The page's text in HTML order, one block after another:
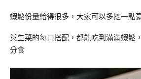
蝦鬆份量給得很多，大家可以多挖一點
與生菜的每口搭配，都能吃到滿滿蝦鬆
分食